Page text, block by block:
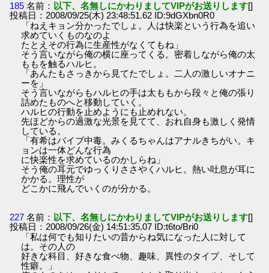
185 名前： 以下、名無しにかわりましてVIPがお送りします[]
投稿日：2008/09/25(木) 23:48:51.62 ID:9dGXbn0R0
「ねえキョン分かったでしょ。人は快楽という行為を追い
求めていくものなのよ
たとえその行為に生産性がなくてもね」
そう言いながら俺の横に座ってくる。密着しながら俺の太
ももを触るハルヒ。
「あんたもさっきから見てたでしょ。二人の激しいオナニ
ーを」
そう言いながらもハルヒの手は太ももから段々と俺の張り
詰めたものへと移動していく。
ハルヒの行動を止めようにも止めれない。
先ほどからの過激な光景を見てて、おれ自身も激しく発情
している。
「有希はバイブ中毒。みくるちゃんはアナルきちがい。キ
ョンは一体どんな行為
に快楽性を求めているのかしらね」
そう俺の耳元でゆっくりささやくハルヒ。熱い吐息が耳に
かかる。理性が
どこかに飛んでいくのが分かる。
227 名前： 以下、名無しにかわりましてVIPがお送りします[]
投稿日：2008/09/26(金) 14:51:35.07 ID:t6to/Bri0
「私は何でも知りたいの昔からね気になった人に対して
は。その人の
好きな科目、好きな食べ物、趣味、異性のタイプ、そして
性癖。」